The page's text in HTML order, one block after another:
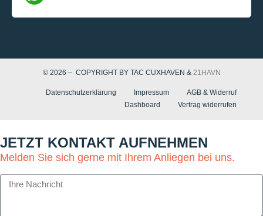
© 2026 – COPYRIGHT BY TAC CUXHAVEN & 21HAVN
Datenschutzerklärung Impressum
AGB & Widerruf
Dashboard
Vertrag widerrufen
JETZT KONTAKT AUFNEHMEN
Melden Sie sich gerne mit Ihrem Anliegen bei uns.